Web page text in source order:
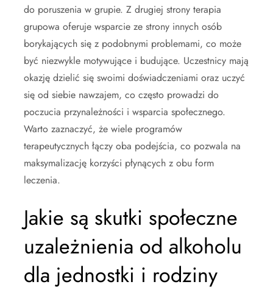
do poruszenia w grupie. Z drugiej strony terapia
grupowa oferuje wsparcie ze strony innych osób
borykających się z podobnymi problemami, co może
być niezwykle motywujące i budujące. Uczestnicy mają
okazję dzielić się swoimi doświadczeniami oraz uczyć
się od siebie nawzajem, co często prowadzi do
poczucia przynależności i wsparcia społecznego.
Warto zaznaczyć, że wiele programów
terapeutycznych łączy oba podejścia, co pozwala na
maksymalizację korzyści płynących z obu form
leczenia.
Jakie są skutki społeczne
uzależnienia od alkoholu
dla jednostki i rodziny